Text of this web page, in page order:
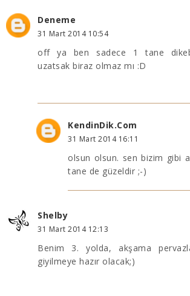
Deneme
31 Mart 2014 10:54
off ya ben sadece 1 tane
uzatsak biraz olmaz mı :D
KendinDik.Com
31 Mart 2014 16:11
olsun olsun. sen bizim gibi
tane de güzeldir ;-)
Shelby
31 Mart 2014 12:13
Benim 3. yolda, akşama
giyilmeye hazır olacak;)